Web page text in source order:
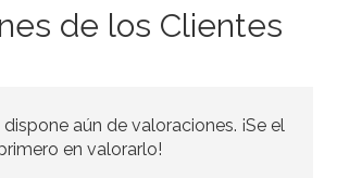
16,95€
de los Clientes
aún de valoraciones. ¡Se el
en valorarlo!